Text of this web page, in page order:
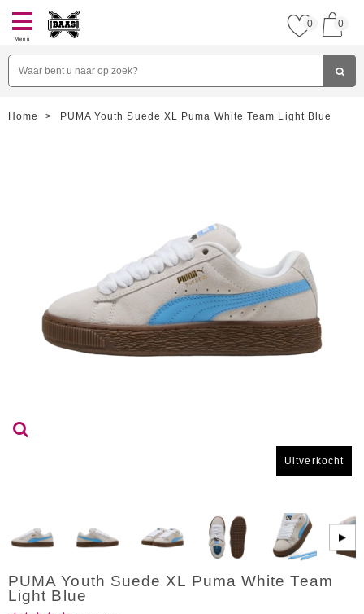
Menu
0 0
Home > PUMA Youth Suede XL Puma White Team Light Blue
Uitverkocht
▶
PUMA Youth Suede XL Puma White Team
Light Blue